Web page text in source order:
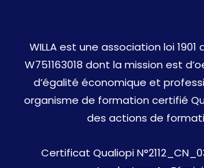
WILLA est une association loi 1901
W751163018 dont la mission est
d’égalité économique et
organisme de formation certifié
des actions de
Certificat Qualiopi